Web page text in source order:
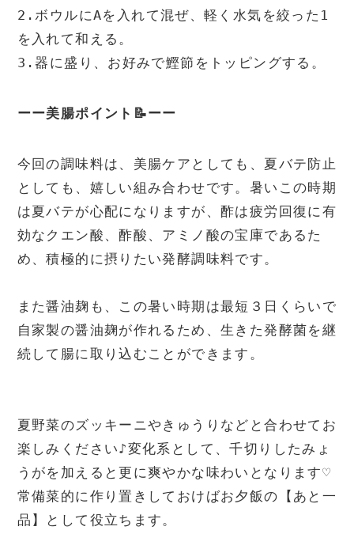
2.ボウルにAを入れて混ぜ、軽く水気を絞った1
を入れて和える。
3.器に盛り、お好みで鰹節をトッピングする。
ーー美腸ポイント📝ーー
今回の調味料は、美腸ケアとしても、夏バテ防止
としても、嬉しい組み合わせです。暑いこの時期
は夏バテが心配になりますが、酢は疲労回復に有
効なクエン酸、酢酸、アミノ酸の宝庫であるた
め、積極的に摂りたい発酵調味料です。
また醤油麹も、この暑い時期は最短３日くらいで
自家製の醤油麹が作れるため、生きた発酵菌を継
続して腸に取り込むことができます。
夏野菜のズッキーニやきゅうりなどと合わせてお
楽しみください♪変化系として、千切りしたみょ
うがを加えると更に爽やかな味わいとなります♡
常備菜的に作り置きしておけばお夕飯の【あと一
品】として役立ちます。